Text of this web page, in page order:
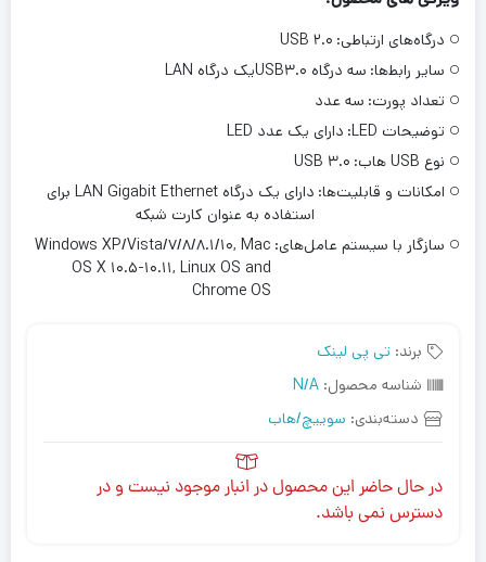
درگاه‌های ارتباطی: USB ۲.۰
سایر رابط‌ها: سه درگاه USB۳.۰یک درگاه LAN
تعداد پورت‌: سه عدد
توضیحات LED:
دارای یک عدد LED
نوع USB هاب:
USB ۳.۰
امکانات و قابلیت‌ها:
دارای یک درگاه LAN Gigabit Ethernet برای
استفاده به عنوان کارت شبکه
سازگار با سیستم‌ عامل‌های: Windows XP/Vista/۷/۸/۸.۱/۱۰, Mac
OS X ۱۰.۵-۱۰.۱۱, Linux OS and
Chrome OS
برند: تی پی لینک
شناسه محصول: N/A
دسته‌بندی: سوییچ/هاب
در حال حاضر این محصول در انبار موجود نیست و در
دسترس نمی باشد.